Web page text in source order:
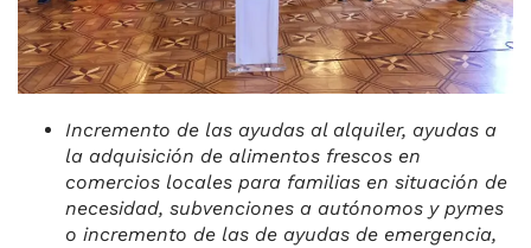
Incremento de las ayudas al alquiler, ayudas a
la adquisición de alimentos frescos en
comercios locales para familias en situación de
necesidad, subvenciones a autónomos y pymes
o incremento de las de ayudas de emergencia,